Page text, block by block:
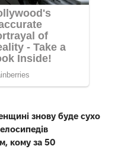
знову буде сухо
кому за 50